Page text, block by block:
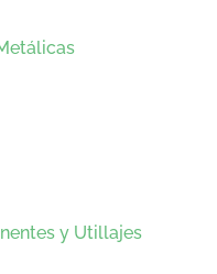
y Utillajes